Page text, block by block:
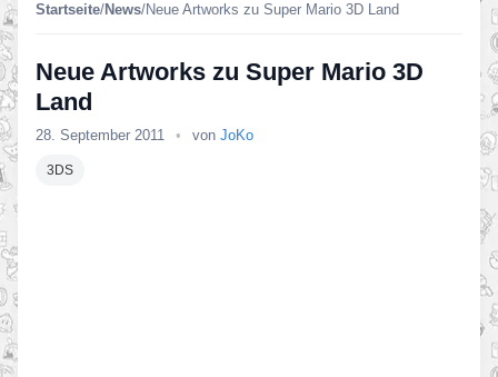
Startseite/News/Neue Artworks zu Super Mario 3D Land
Neue Artworks zu Super Mario 3D
Land
28. September 2011 • von JoKo
3DS